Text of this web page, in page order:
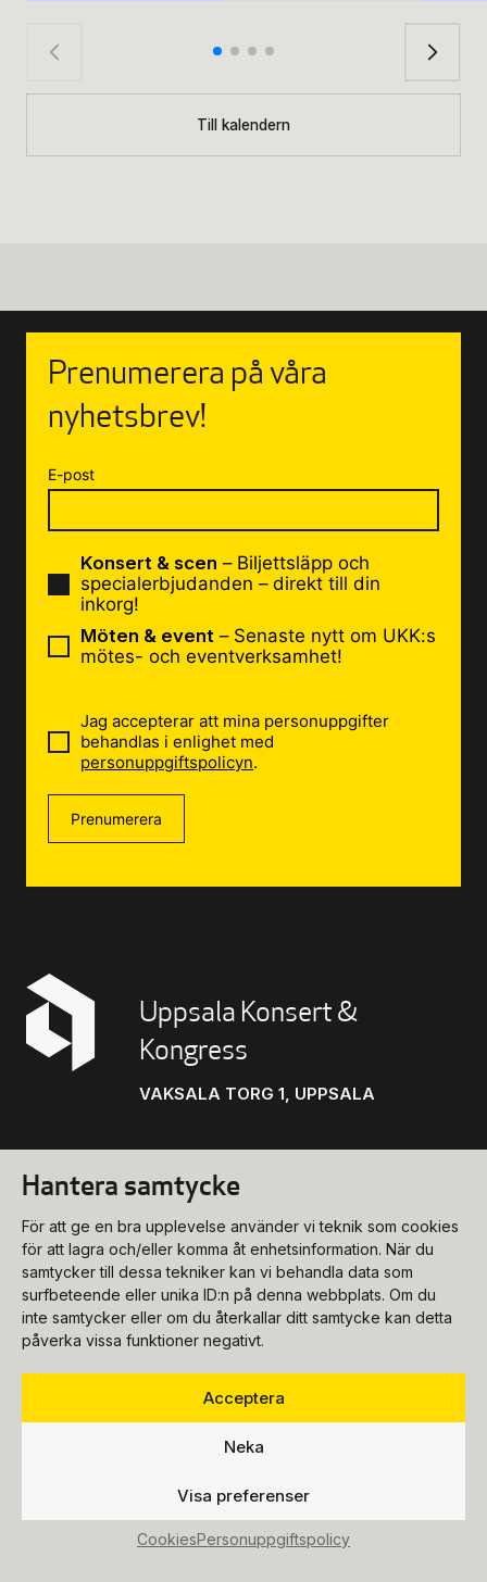
Hantera samtycke
För att ge en bra upplevelse använder vi teknik som cookies
för att lagra och/eller komma åt enhetsinformation. När du
samtycker till dessa tekniker kan vi behandla data som
surfbeteende eller unika ID:n på denna webbplats. Om du
inte samtycker eller om du återkallar ditt samtycke kan detta
påverka vissa funktioner negativt.
Acceptera
Neka
Visa preferenser
CookiesPersonuppgiftspolicy
Till kalendern
Uppsala Konsert &
Kongress
VAKSALA TORG 1, UPPSALA
Prenumerera på våra
nyhetsbrev!
E-post
Konsert & scen – Biljettsläpp och
specialerbjudanden – direkt till din
inkorg!
Möten & event – Senaste nytt om UKK:s
mötes- och eventverksamhet!
Jag accepterar att mina personuppgifter
behandlas i enlighet med
personuppgiftspolicyn.
Prenumerera
Konsert
biljettkassa@ukk.se
018-727 90 00
Program & biljetter
Konferens
konferens@ukk.se
Bokningsförfrågan
Fest
Om oss
Press